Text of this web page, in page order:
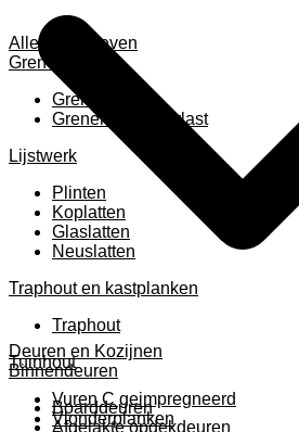
Alles weergeven
Grenen
Grenen B ruw
Grenen gevingerlast
Lijstwerk
Plinten
Koplatten
Glaslatten
Neuslatten
Traphout en kastplanken
Traphout
Tuinhout
Vuren C geimpregneerd
Vlonderplanken
Deuren en Kozijnen
Binnendeuren
Boarddeuren
Afgelakte opdekdeuren